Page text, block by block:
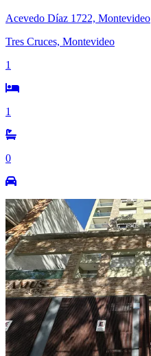
Acevedo Díaz 1722, Montevideo
Tres Cruces, Montevideo
1
1
0